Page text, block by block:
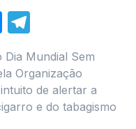
Messenger
Dia Mundial Sem
Organização
de alertar a
e do tabagismo